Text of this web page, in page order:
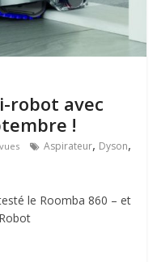
robot avec
!
Aspirateur, Dyson,
le Roomba 860 – et